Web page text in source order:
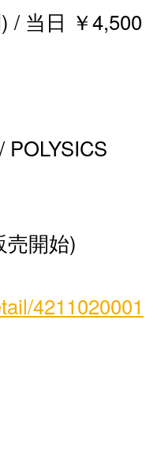
/ 当日 ￥4,500
POLYSICS
売開始)
4211020001